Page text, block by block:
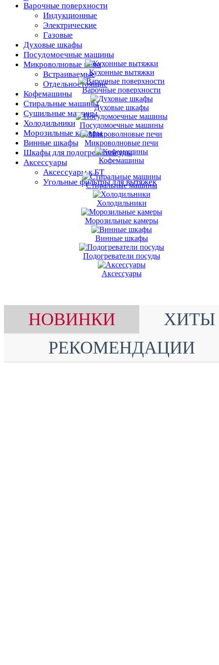
Варочные поверхности
Индукционные
Электрические
Газовые
Духовые шкафы
Посудомоечные машины
Микроволновые печи
Встраиваемые
Отдельностоящие
Кофемашины
Стиральные машины
Сушильные машины
Холодильники
Морозильные камеры
Винные шкафы
Шкафы для подогрева посуды
Аксессуары
Аксессуары к БТ
Угольные фильтры для вытяжек
Кухонные вытяжки
Варочные поверхности
Духовые шкафы
Посудомоечные машины
Микроволновые печи
Кофемашины
Стиральные машины
Холодильники
Морозильные камеры
Винные шкафы
Подогреватели посуды
Аксессуары
НОВИНКИ
ХИТЫ
РЕКОМЕНДАЦИИ